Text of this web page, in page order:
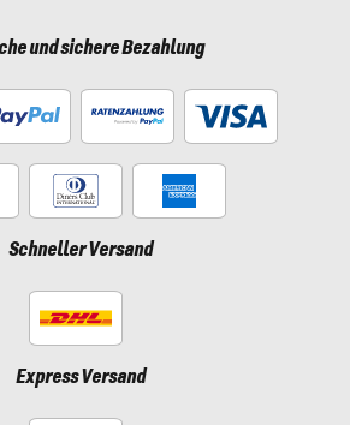
und sichere Bezahlung
Schneller Versand
Express Versand